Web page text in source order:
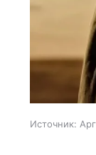
Источник: